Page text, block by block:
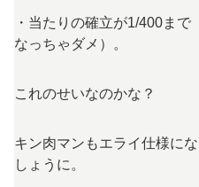
・当たりの確立が1/400ま
なっちゃダメ）。
これのせいなのかな？
キン肉マンもエライ仕様に
しょうに。